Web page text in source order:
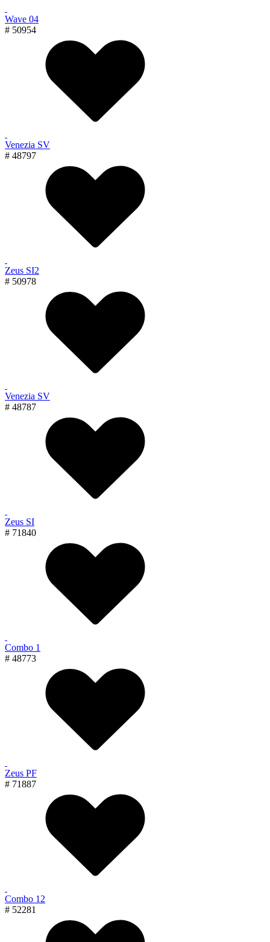
Wave 04
# 50954
Venezia SV
# 48797
Zeus SI2
# 50978
Venezia SV
# 48787
Zeus SI
# 71840
Combo 1
# 48773
Zeus PF
# 71887
Combo 12
# 52281